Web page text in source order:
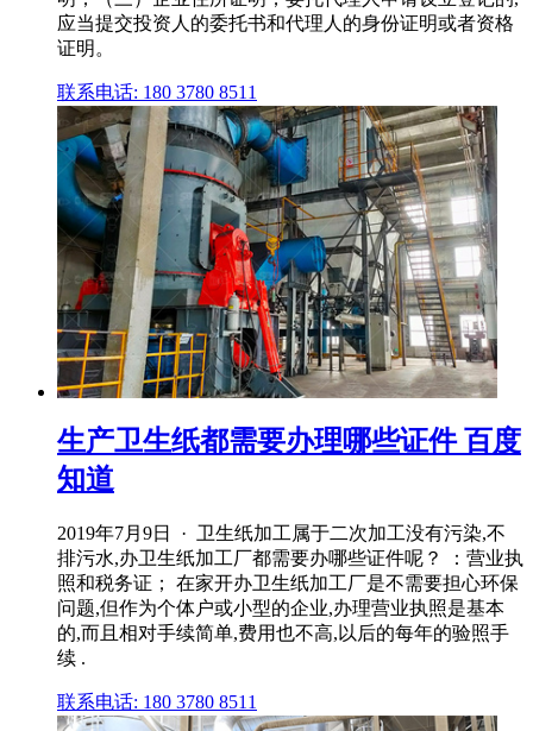
应当提交投资人的委托书和代理人的身份证明或者资格
证明。
联系电话: 180 3780 8511
生产卫生纸都需要办理哪些证件 百度
知道
2019年7月9日 · 卫生纸加工属于二次加工没有污染,不
排污水,办卫生纸加工厂都需要办哪些证件呢？ ：营业执
照和税务证； 在家开办卫生纸加工厂是不需要担心环保
问题,但作为个体户或小型的企业,办理营业执照是基本
的,而且相对手续简单,费用也不高,以后的每年的验照手
续 .
联系电话: 180 3780 8511